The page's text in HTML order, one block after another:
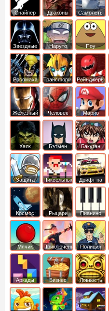
Снайпер Драконы Самолеты
Звездные
войны
Наруто Поу
Росомаха ТрансформерыРейнджеры
Самураи
Железный
человек
Человек
Паук
Марио
Халк Бэтмен Бакуган
Защита
королевства
Пиксельные
Дрифт на
машинах
Космос Рыцари Пианино
Мячик Приключения Полиция
Аркады
Бизнес
симуляторы
Ловкость